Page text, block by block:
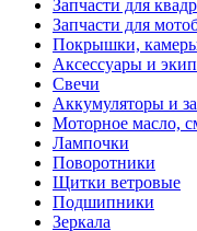
Запчасти для
Запчасти для
Покрышки,
Аксессуары и
Свечи
Аккумуляторы и
Моторное масло,
Лампочки
Поворотники
Щитки ветровые
Подшипники
Зеркала